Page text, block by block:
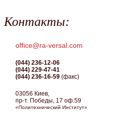
Контакты:
office@ra-versal.com
(044) 236-12-06
(044) 229-47-41
(044) 236-16-59 (факс)
03056 Киев,
пр-т. Победы, 17 оф.59
«Политехнический Институт»